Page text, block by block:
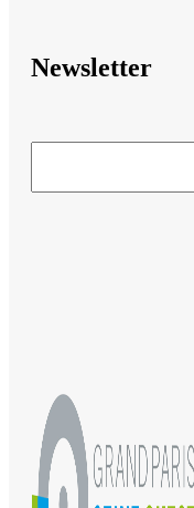
Newsletter